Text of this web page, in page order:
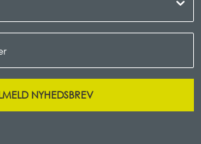
NYHEDSBREV